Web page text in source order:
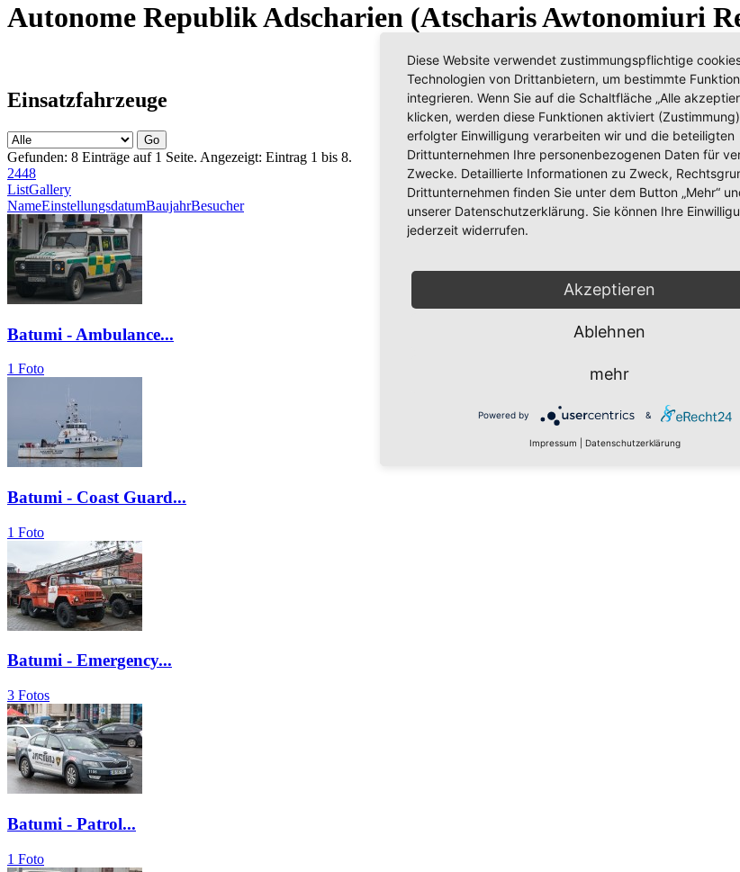
Autonome Republik Adscharien (Atscharis Awtonomiuri
Einsatzfahrzeug hier eintragen Wache hier
Einsatzfahrzeuge
Gefunden: 8 Einträge auf 1 Seite. Angezeigt: Eintrag 1 bis 8.
2448
ListGallery
NameEinstellungsdatumBaujahrBesucher
Batumi - Ambulance...
1 Foto
Batumi - Coast Guard...
1 Foto
Batumi - Emergency...
3 Fotos
Batumi - Patrol...
1 Foto
Diese Website verwendet zustimmungspflichtige
Technologien von Drittanbietern, um bestimmte
integrieren. Wenn Sie auf die Schaltfläche „Alle
klicken, werden diese Funktionen aktiviert
erfolgter Einwilligung verarbeiten wir und die beteiligten
Drittunternehmen Ihre personenbezogenen Daten für
Zwecke. Detaillierte Informationen zu Zweck,
Drittunternehmen finden Sie unter dem Button „Mehr“
unserer Datenschutzerklärung. Sie können Ihre
jederzeit widerrufen.
Akzeptieren
Ablehnen
mehr
Powered by &
Impressum Datenschutzerklärung